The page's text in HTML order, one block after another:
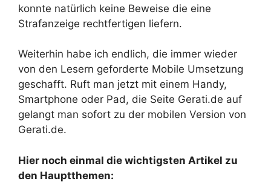
konnte natürlich keine Beweise die eine
Strafanzeige rechtfertigen liefern.
Weiterhin habe ich endlich, die immer wieder
von den Lesern geforderte Mobile Umsetzung
geschafft. Ruft man jetzt mit einem Handy,
Smartphone oder Pad, die Seite Gerati.de auf
gelangt man sofort zu der mobilen Version von
Gerati.de.
Hier noch einmal die wichtigsten Artikel zu
den Hauptthemen: